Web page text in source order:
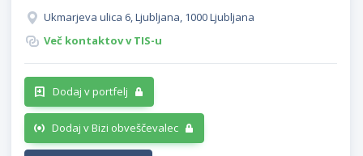
Ukmarjeva ulica 6, Ljubljana, 1000 Ljubljana
Več kontaktov v TIS-u
Dodaj v portfelj
Dodaj v Bizi obveščevalec